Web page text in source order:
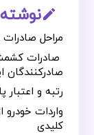
mode_edit_outline
مراحل
صادرات
صادرکنندگان
رتبه و اعتبار
واردات خودرو
کلیدی